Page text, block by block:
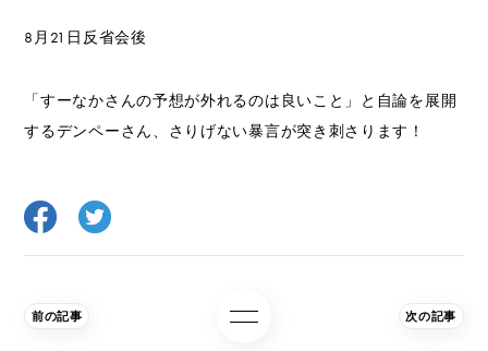
8月21日反省会後
「すーなかさんの予想が外れるのは良いこと」と自論を展開
するデンペーさん、さりげない暴言が突き刺さります！
前の記事 次の記事